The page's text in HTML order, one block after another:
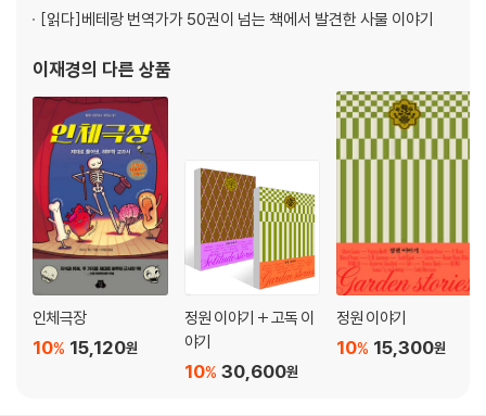
[읽다] 베테랑 번역가가 50권이 넘는 책에서 발견한 사물 이야기
이재경의 다른 상품
인체극장
15,120원
10%
정원 이야기 + 고독 이
야기
30,600원
10%
정원 이야기
15,300원
10%